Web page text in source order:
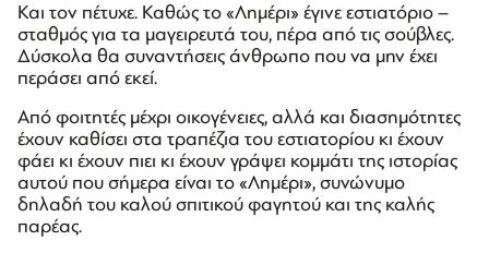
Και τον πέτυχε. Καθώς το «Λημέρι» έγινε εστιατόριο –
σταθμός για τα μαγειρευτά του, πέρα από τις σούβλες.
Δύσκολα θα συναντήσεις άνθρωπο που να μην έχει
περάσει από εκεί.
Από φοιτητές μέχρι οικογένειες, αλλά και διασημότητες
έχουν καθίσει στα τραπέζια του εστιατορίου κι έχουν
φάει κι έχουν πιει κι έχουν γράψει κομμάτι της ιστορίας
αυτού που σήμερα είναι το «Λημέρι», συνώνυμο
δηλαδή του καλού σπιτικού φαγητού και της καλής
παρέας.